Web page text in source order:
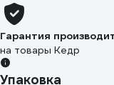
Гарантия
на товары Кедр
Упаковка